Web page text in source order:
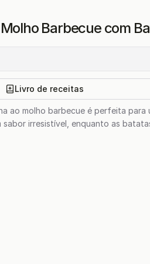
Barbecue com
Livro de receitas
ao molho barbecue é perfeita
sabor irresistível, enquanto as